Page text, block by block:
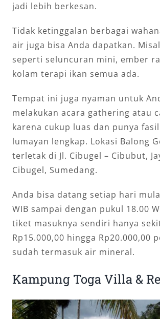
jadi lebih berkesan.
Tidak ketinggalan berbagai
air juga bisa Anda dapatkan.
seperti seluncuran mini, ember
kolam terapi ikan semua ada.
Tempat ini juga nyaman untuk
melakukan acara gathering atau
karena cukup luas dan punya
lumayan lengkap. Lokasi Balong
terletak di Jl. Cibugel – Cibubut,
Cibugel, Sumedang.
Anda bisa datang setiap hari
WIB sampai dengan pukul 18.00
tiket masuknya sendiri hanya
Rp15.000,00 hingga Rp20.000,00
sudah termasuk air mineral.
Kampung Toga Villa &